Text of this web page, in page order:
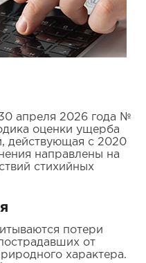
апреля 2026 года №
оценки ущерба
действующая с 2020
направлены на
стихийных
потери
от
характера.